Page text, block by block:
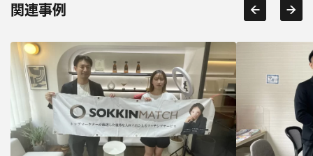
関連事例